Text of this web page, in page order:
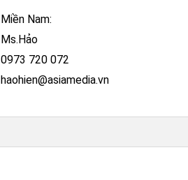
Miền Nam:
Ms.Hảo
0973 720 072
haohien@asiamedia.vn